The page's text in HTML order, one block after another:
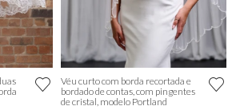
Véu curto com borda recortada e
bordado de contas, com pingentes
de cristal, modelo Portland